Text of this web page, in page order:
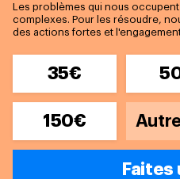
Les problèmes qui nous
complexes. Pour les résoudre,
des actions fortes et
35€
150€
Faites